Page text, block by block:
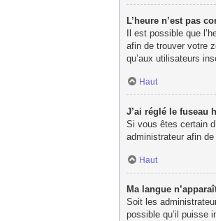
L’heure n’est pas
Il est possible que
afin de trouver votre
qu’aux utilisateurs
Haut
J’ai réglé le fuseau
Si vous êtes certain
administrateur afin
Haut
Ma langue
Soit les
possible qu’il puisse